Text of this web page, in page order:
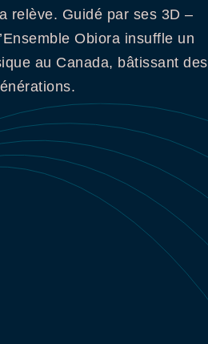
relève. Guidé par ses 3D –
Obiora insuffle un
au Canada, bâtissant des